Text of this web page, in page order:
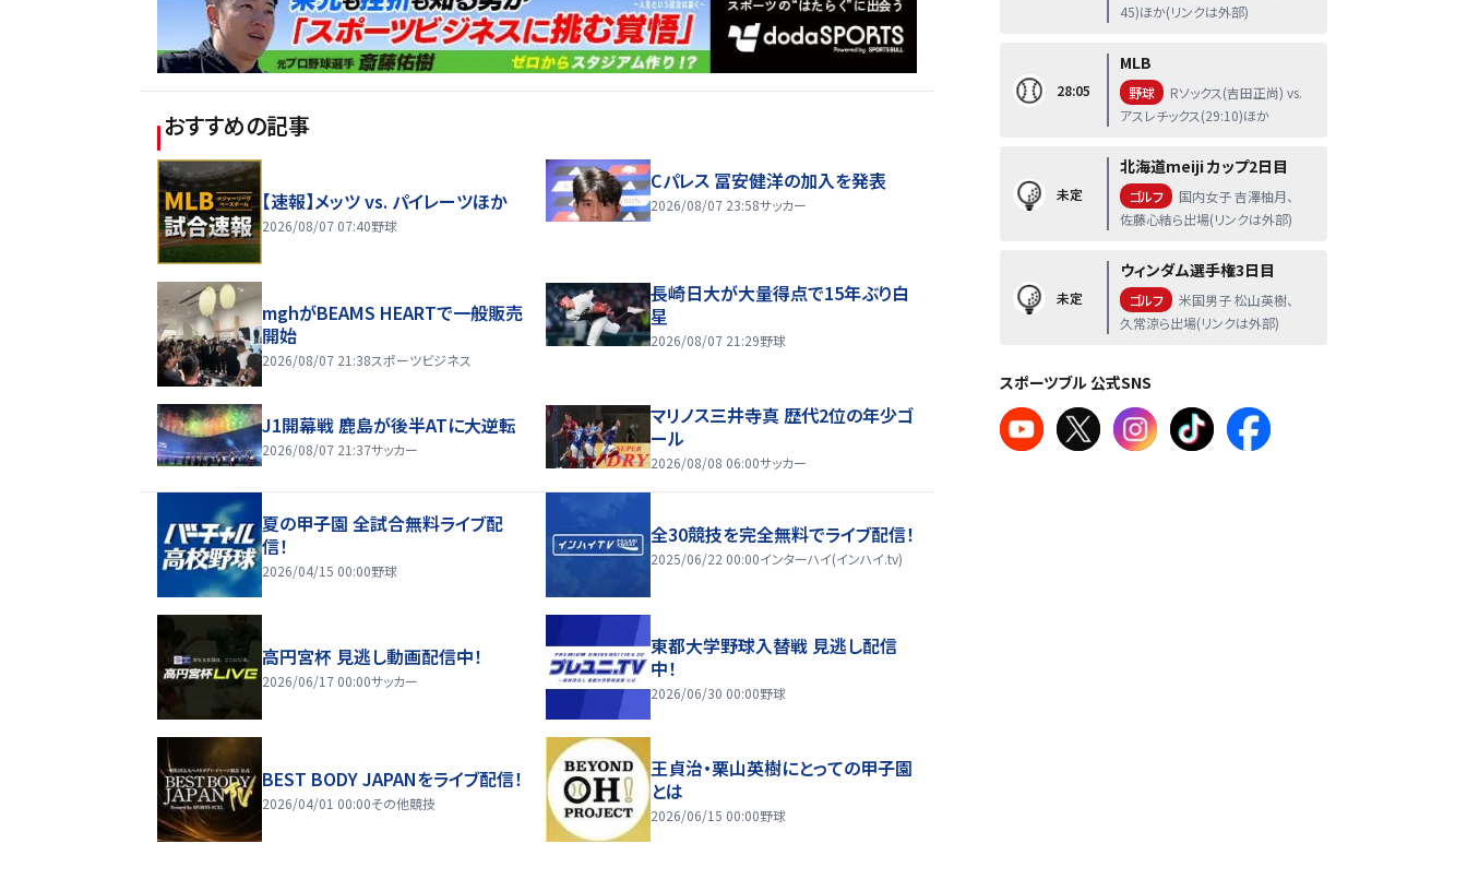
おすすめの記事
【速報】メッツ vs. パイレーツほか
2026/08/07 07:40野球
Cパレス 冨安健洋の加入を発表
2026/08/07 23:58サッカー
mghがBEAMS HEARTで一般販売
開始
2026/08/07 21:38スポーツビジネス
長崎日大が大量得点で15年ぶり白
星
2026/08/07 21:29野球
J1開幕戦 鹿島が後半ATに大逆転
2026/08/07 21:37サッカー
マリノス三井寺真 歴代2位の年少ゴ
ール
2026/08/08 06:00サッカー
夏の甲子園 全試合無料ライブ配
信！
2026/04/15 00:00野球
全30競技を完全無料でライブ配信！
2025/06/22 00:00インターハイ(インハイ.tv)
高円宮杯 見逃し動画配信中！
2026/06/17 00:00サッカー
東都大学野球入替戦 見逃し配信
中！
2026/06/30 00:00野球
BEST BODY JAPANをライブ配信！
2026/04/01 00:00その他競技
王貞治・栗山英樹にとっての甲子園
とは
2026/06/15 00:00野球
45)ほか(リンクは外部)
28:05
MLB
野球
Rソックス(吉田正尚) vs.
アスレチックス(29:10)ほか
未定
北海道meiji カップ2日目
ゴルフ
国内女子 吉澤柚月、
佐藤心結ら出場(リンクは外部)
未定
ウィンダム選手権3日目
ゴルフ
米国男子 松山英樹、
久常涼ら出場(リンクは外部)
スポーツブル 公式SNS